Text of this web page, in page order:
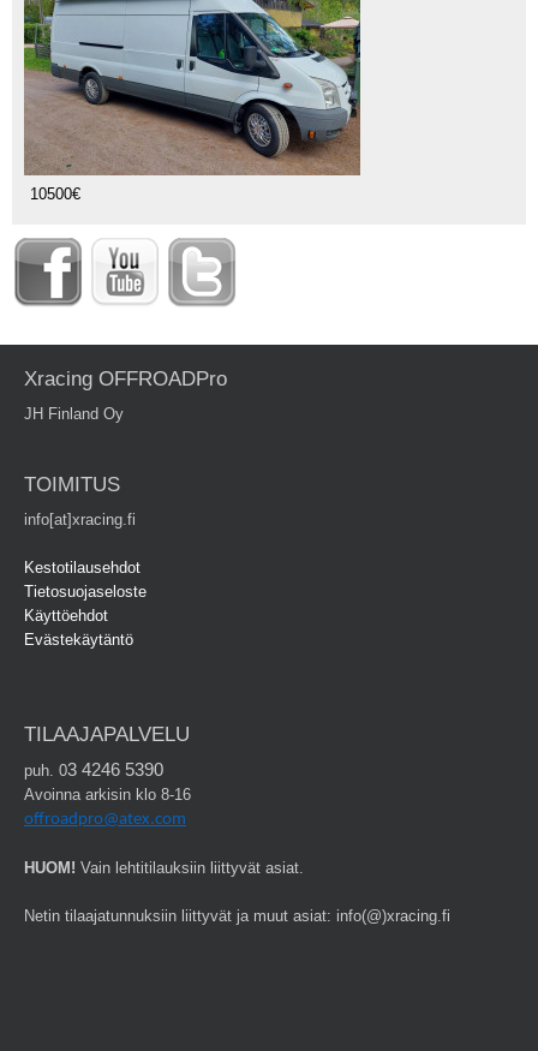
10500€
Xracing OFFROADPro
JH Finland Oy
TOIMITUS
info[at]xracing.fi
Kestotilausehdot
Tietosuojaseloste
Käyttöehdot
Evästekäytäntö
TILAAJAPALVELU
puh. 03 4246 5390
Avoinna arkisin klo 8-16
offroadpro@atex.com
HUOM! Vain lehtitilauksiin liittyvät asiat.
Netin tilaajatunnuksiin liittyvät ja muut asiat: info(@)xracing.fi